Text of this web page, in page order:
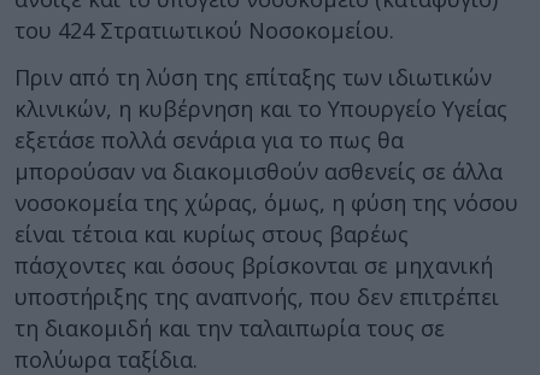
του 424 Στρατιωτικού Νοσοκομείου.
Πριν από τη λύση της επίταξης των ιδιωτικών
κλινικών, η κυβέρνηση και το Υπουργείο Υγείας
εξετάσε πολλά σενάρια για το πως θα
μπορούσαν να διακομισθούν ασθενείς σε άλλα
νοσοκομεία της χώρας, όμως, η φύση της νόσου
είναι τέτοια και κυρίως στους βαρέως
πάσχοντες και όσους βρίσκονται σε μηχανική
υποστήριξης της αναπνοής, που δεν επιτρέπει
τη διακομιδή και την ταλαιπωρία τους σε
πολύωρα ταξίδια.